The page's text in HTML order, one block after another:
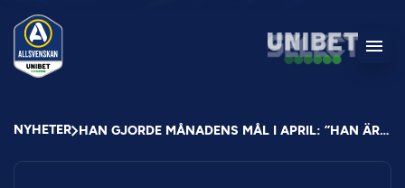
NYHETER HAN GJORDE MÅNADENS MÅL I APRIL: ”HAN ÄR SPEKTAKULÄR”